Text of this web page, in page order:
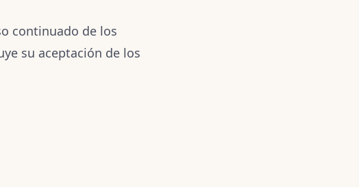
continuado de los
su aceptación de los